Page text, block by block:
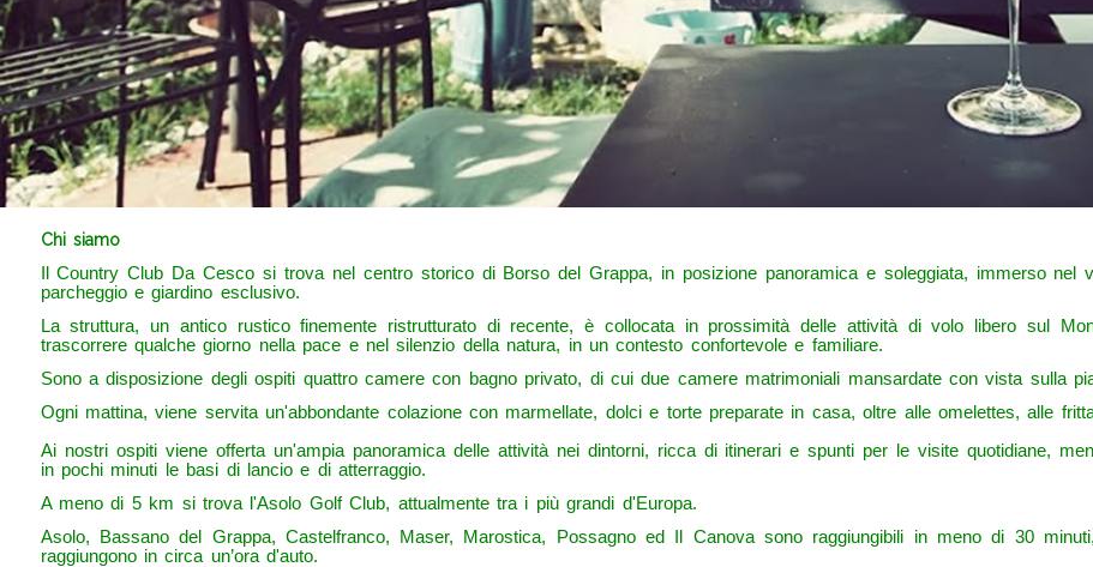
Chi siamo
Il Country Club Da Cesco si trova nel centro storico di Borso del Grappa, in posizione panoramica e soleggiata, immerso nel
parcheggio e giardino esclusivo.
La struttura, un antico rustico finemente ristrutturato di recente, è collocata in prossimità delle attività di volo libero sul
trascorrere qualche giorno nella pace e nel silenzio della natura, in un contesto confortevole e familiare.
Sono a disposizione degli ospiti quattro camere con bagno privato, di cui due camere matrimoniali mansardate con vista sulla
Ogni mattina, viene servita un'abbondante colazione con marmellate, dolci e torte preparate in casa, oltre alle omelettes, alle
Ai nostri ospiti viene offerta un'ampia panoramica delle attività nei dintorni, ricca di itinerari e spunti per le visite quotidiane,
in pochi minuti le basi di lancio e di atterraggio.
A meno di 5 km si trova l'Asolo Golf Club, attualmente tra i più grandi d'Europa.
Asolo, Bassano del Grappa, Castelfranco, Maser, Marostica, Possagno ed Il Canova sono raggiungibili in meno di 30
raggiungono in circa un’ora d'auto.